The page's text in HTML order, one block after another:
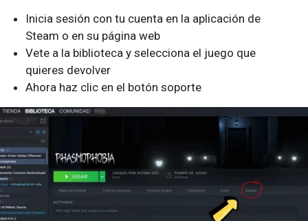
Inicia sesión con tu cuenta en la aplicación de
Steam o en su página web
Vete a la biblioteca y selecciona el juego que
quieres devolver
Ahora haz clic en el botón soporte